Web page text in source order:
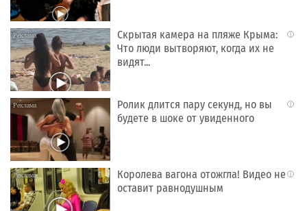
i
Скрытая камера на пляже Крыма:
Что люди вытворяют, когда их не
видят...
i
Ролик длится пару секунд, но вы
будете в шоке от увиденного
i
Королева вагона отожгла! Видео не
оставит равнодушным